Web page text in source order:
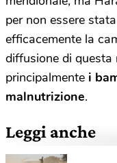
per non essere
efficacemente la
diffusione di
principalmente i
malnutrizione.
Leggi anche